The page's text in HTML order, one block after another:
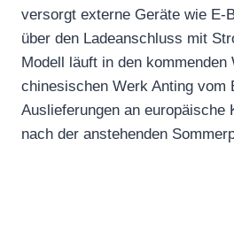
versorgt externe Geräte wie E-
über den Ladeanschluss mit
Modell läuft in den kommenden
chinesischen Werk Anting vom
Auslieferungen an europäische
nach der anstehenden